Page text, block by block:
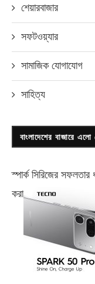
শেয়ারবাজার
সফটওয়্যার
সামাজিক যোগাযোগ
সাহিত্য
বাংলাদেশের বাজারে
স্পার্ক সিরিজের সফলতার
করা